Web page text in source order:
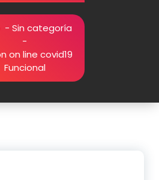
- Sin categoría
-
on line covid19
Funcional